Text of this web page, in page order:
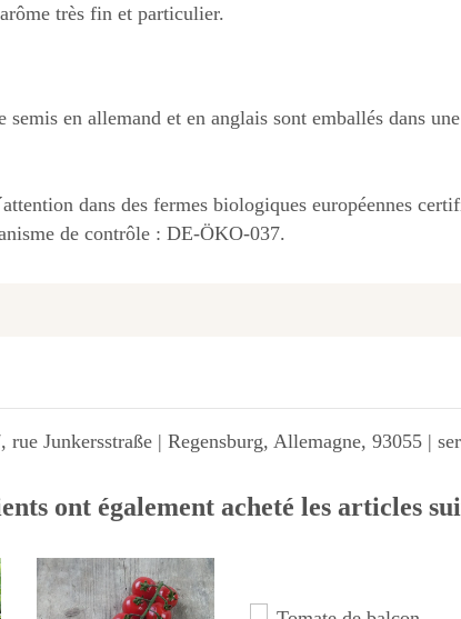
très fin et particulier.
semis en allemand et en anglais sont emballés dans
dans des fermes biologiques européennes
de contrôle : DE-ÖKO-037.
Junkersstraße | Regensburg, Allemagne, 93055 |
ont également acheté les articles